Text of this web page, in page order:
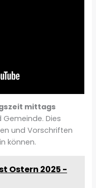
mittags
Dies
und Vorschriften
können.
Ostern 2025 -